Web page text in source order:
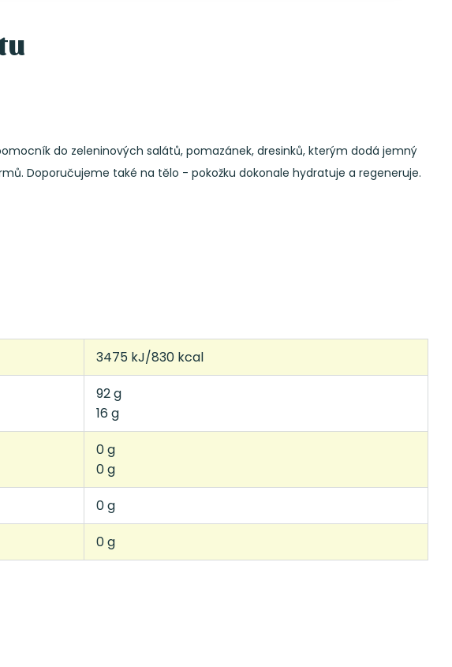
do zeleninových salátů, pomazánek, dresinků, kterým dodá jemný
Doporučujeme také na tělo - pokožku dokonale hydratuje a regeneruje.
3475 kJ/830 kcal
92 g
16 g
0 g
0 g
0 g
0 g